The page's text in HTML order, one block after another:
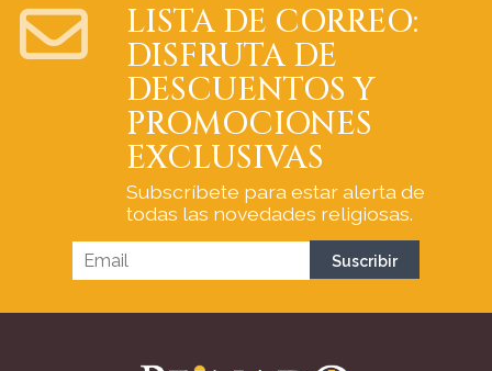
LISTA DE CORREO:
DISFRUTA DE
DESCUENTOS Y
PROMOCIONES
EXCLUSIVAS
Subscríbete para estar alerta de
todas las novedades religiosas.